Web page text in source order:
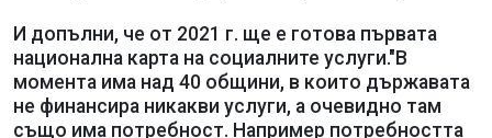
И допълни, че от 2021 г. ще е готова първата
национална карта на социалните услуги."В
момента има над 40 общини, в които държавата
не финансира никакви услуги, а очевидно там
също има потребност. Например потребността